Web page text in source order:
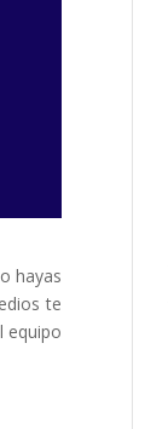
hayas
te
equipo